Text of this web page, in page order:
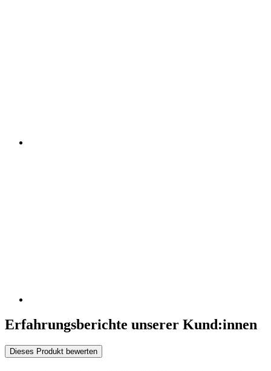
Erfahrungsberichte unserer Kund:innen
Dieses Produkt bewerten